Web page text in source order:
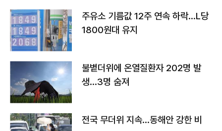
주유소 기름값 12주 연속 하락…L당
1800원대 유지
불볕더위에 온열질환자 202명 발
생…3명 숨져
전국 무더위 지속…동해안 강한 비